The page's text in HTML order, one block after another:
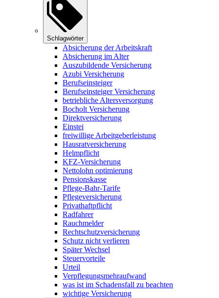
Schlagwörter
Absicherung der Arbeitskraft
Absicherung im Alter
Auszubildende Versicherung
Azubi Versicherung
Berufseinsteiger
Berufseinsteiger Versicherung
betriebliche Altersversorgung
Bocholt Versicherung
Direktversicherung
Einstei
freiwillige Arbeitgeberleistung
Hausratversicherung
Helmpflicht
KFZ-Versicherung
Nettolohn optimierung
Pensionskasse
Pflege-Bahr-Tarife
Pflegeversicherung
Privathaftpflicht
Radfahrer
Rauchmelder
Rechtschutzversicherung
Schutz nicht verlieren
Später Wechsel
Steuervorteile
Urteil
Verpflegungsmehraufwand
was ist im Schadensfall zu beachten
wichtige Versicherung